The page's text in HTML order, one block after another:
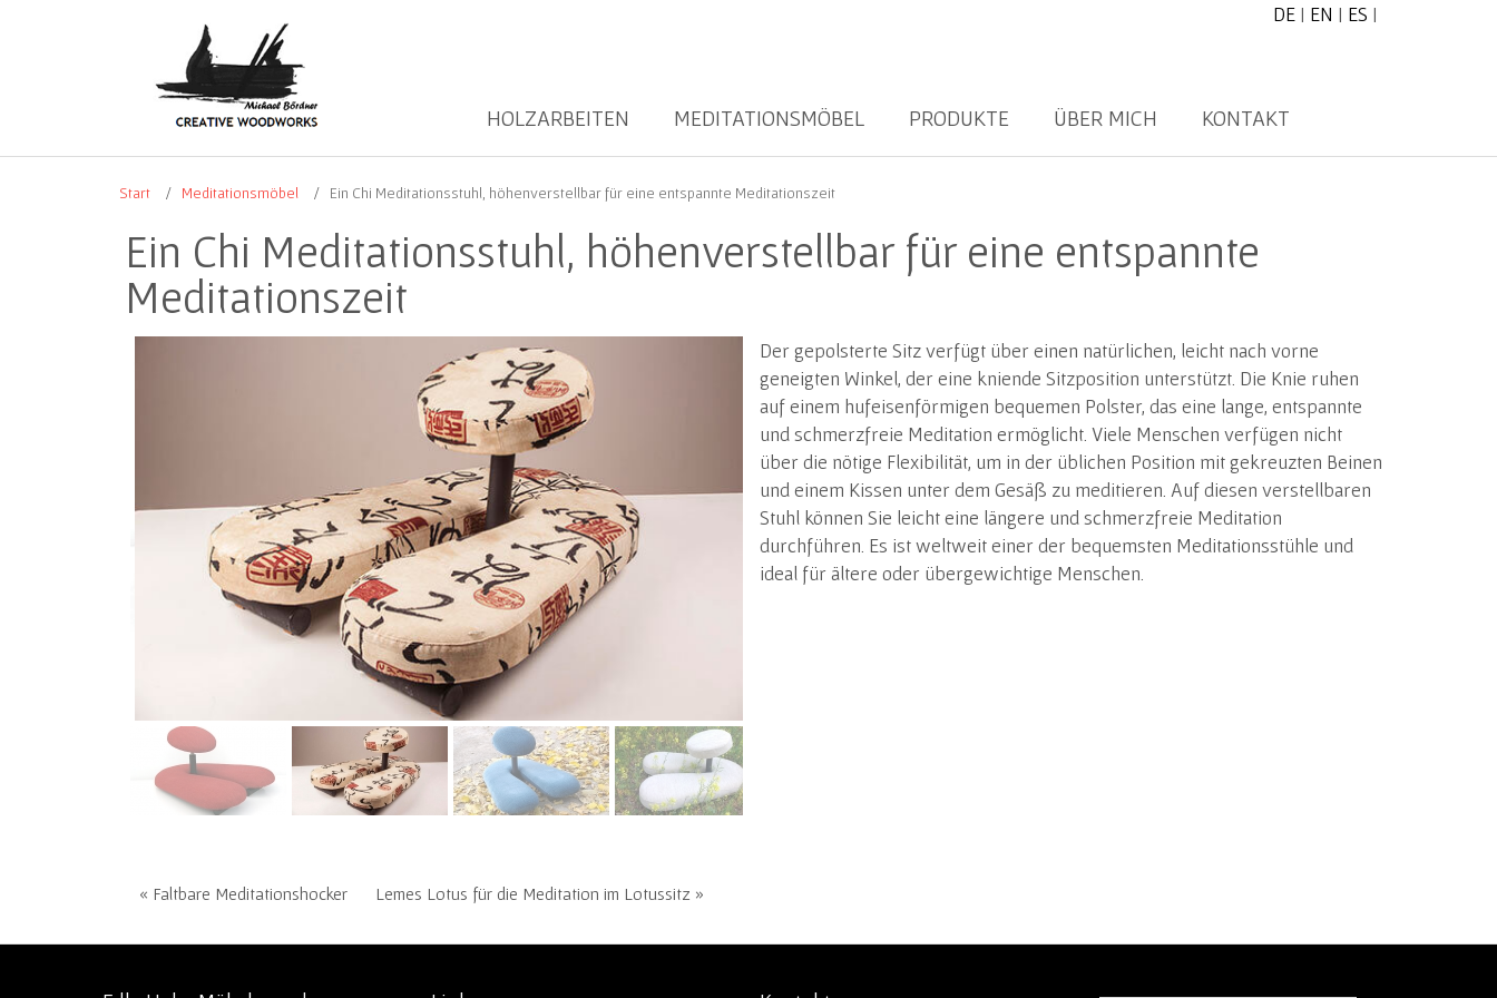
DE | EN | ES |
HOLZARBEITEN MEDITATIONSMÖBEL PRODUKTE ÜBER MICH KONTAKT
Start Meditationsmöbel Ein Chi Meditationsstuhl, höhenverstellbar für eine entspannte Meditationszeit
Ein Chi Meditationsstuhl, höhenverstellbar für eine entspannte
Meditationszeit
Der gepolsterte Sitz verfügt über einen natürlichen, leicht nach vorne
geneigten Winkel, der eine kniende Sitzposition unterstützt. Die Knie ruhen
auf einem hufeisenförmigen bequemen Polster, das eine lange, entspannte
und schmerzfreie Meditation ermöglicht. Viele Menschen verfügen nicht
über die nötige Flexibilität, um in der üblichen Position mit gekreuzten Beinen
und einem Kissen unter dem Gesäß zu meditieren. Auf diesen verstellbaren
Stuhl können Sie leicht eine längere und schmerzfreie Meditation
durchführen. Es ist weltweit einer der bequemsten Meditationsstühle und
ideal für ältere oder übergewichtige Menschen.
« Faltbare Meditationshocker Lemes Lotus für die Meditation im Lotussitz »